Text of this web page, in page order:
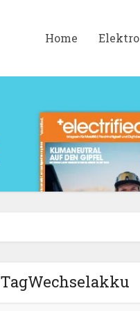
Home Elektro
TagWechselakku